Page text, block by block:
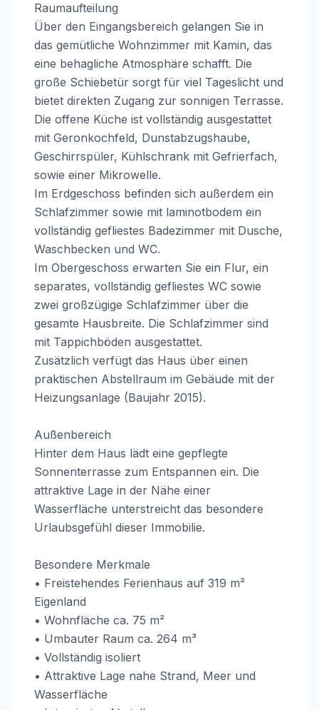
Raumaufteilung
Über den Eingangsbereich gelangen Sie in
das gemütliche Wohnzimmer mit Kamin, das
eine behagliche Atmosphäre schafft. Die
große Schiebetür sorgt für viel Tageslicht und
bietet direkten Zugang zur sonnigen Terrasse.
Die offene Küche ist vollständig ausgestattet
mit Geronkochfeld, Dunstabzugshaube,
Geschirrspüler, Kühlschrank mit Gefrierfach,
sowie einer Mikrowelle.
Im Erdgeschoss befinden sich außerdem ein
Schlafzimmer sowie mit laminotbodem ein
vollständig gefliestes Badezimmer mit Dusche,
Waschbecken und WC.
Im Obergeschoss erwarten Sie ein Flur, ein
separates, vollständig gefliestes WC sowie
zwei großzügige Schlafzimmer über die
gesamte Hausbreite. Die Schlafzimmer sind
mit Tappichböden ausgestattet.
Zusätzlich verfügt das Haus über einen
praktischen Abstellraum im Gebäude mit der
Heizungsanlage (Baujahr 2015).
Außenbereich
Hinter dem Haus lädt eine gepflegte
Sonnenterrasse zum Entspannen ein. Die
attraktive Lage in der Nähe einer
Wasserfläche unterstreicht das besondere
Urlaubsgefühl dieser Immobilie.
Besondere Merkmale
• Freistehendes Ferienhaus auf 319 m²
Eigenland
• Wohnfläche ca. 75 m²
• Umbauter Raum ca. 264 m³
• Vollständig isoliert
• Attraktive Lage nahe Strand, Meer und
Wasserfläche